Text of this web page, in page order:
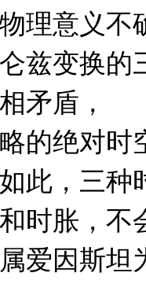
理意义不
兹变换的
矛盾，
的绝对时
此，三种
时胀，
爱因斯坦